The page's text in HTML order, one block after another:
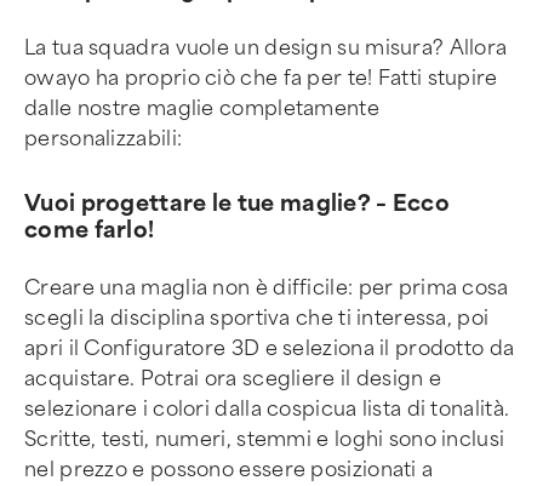
La tua squadra vuole un design su misura? Allora
owayo ha proprio ciò che fa per te! Fatti stupire
dalle nostre maglie completamente
personalizzabili:
Vuoi progettare le tue maglie? – Ecco
come farlo!
Creare una maglia non è difficile: per prima cosa
scegli la disciplina sportiva che ti interessa, poi
apri il Configuratore 3D e seleziona il prodotto da
acquistare. Potrai ora scegliere il design e
selezionare i colori dalla cospicua lista di tonalità.
Scritte, testi, numeri, stemmi e loghi sono inclusi
nel prezzo e possono essere posizionati a